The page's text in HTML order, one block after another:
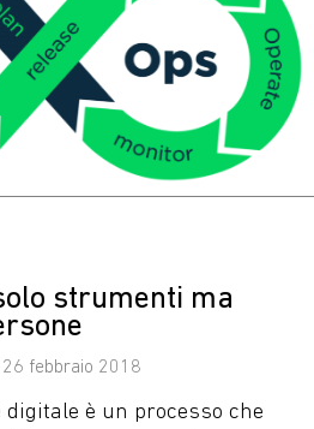
mail di
phishing?
strumenti ma
26 febbraio 2018
è un processo che